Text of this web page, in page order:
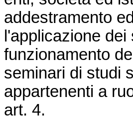
addestramento
l'applicazione
funzionamento
seminari di studi
appartenenti a
art. 4.